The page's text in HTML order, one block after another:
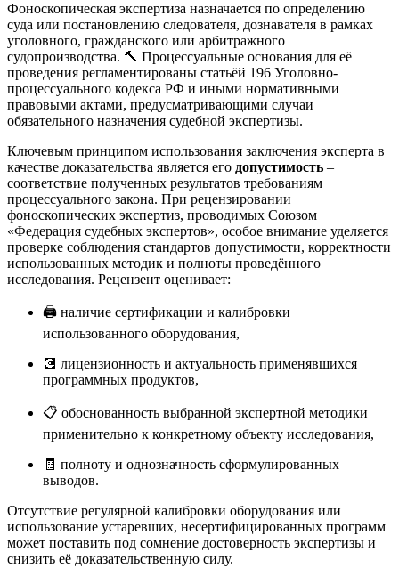
Фоноскопическая экспертиза назначается по определению
суда или постановлению следователя, дознавателя в рамках
уголовного, гражданского или арбитражного
судопроизводства. 🔨 Процессуальные основания для её
проведения регламентированы статьёй 196 Уголовно-
процессуального кодекса РФ и иными нормативными
правовыми актами, предусматривающими случаи
обязательного назначения судебной экспертизы.
Ключевым принципом использования заключения эксперта в
качестве доказательства является его допустимость –
соответствие полученных результатов требованиям
процессуального закона. При рецензировании
фоноскопических экспертиз, проводимых Союзом
«Федерация судебных экспертов», особое внимание уделяется
проверке соблюдения стандартов допустимости, корректности
использованных методик и полноты проведённого
исследования. Рецензент оценивает:
🖨️ наличие сертификации и калибровки
использованного оборудования,
💽 лицензионность и актуальность применявшихся
программных продуктов,
📋 обоснованность выбранной экспертной методики
применительно к конкретному объекту исследования,
🧾 полноту и однозначность сформулированных
выводов.
Отсутствие регулярной калибровки оборудования или
использование устаревших, несертифицированных программ
может поставить под сомнение достоверность экспертизы и
снизить её доказательственную силу.